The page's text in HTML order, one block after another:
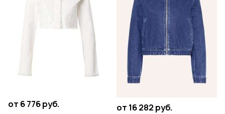
от 6 776 руб. от 16 282 руб.